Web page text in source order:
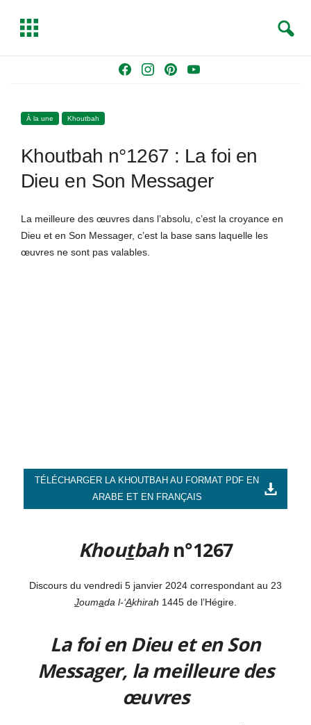
o
k
g
a
s
Y
b
T
g
e
a
À la une Khoutbah
Khoutbah n°1267 : La foi en
Dieu en Son Messager
La meilleure des œuvres dans l’absolu, c’est la croyance en
Dieu et en Son Messager, c’est la base sans laquelle les
œuvres ne sont pas valables.
TÉLÉCHARGER LA KHOUTBAH AU FORMAT PDF EN
ARABE ET EN FRANÇAIS
Khoutbahn°1267
Discours du vendredi 5 janvier 2024 correspondant au 23
Joumada l-‘Akhirah 1445 de l’Hégire.
La foi en Dieu et en Son
Messager, la meilleure des
œuvres